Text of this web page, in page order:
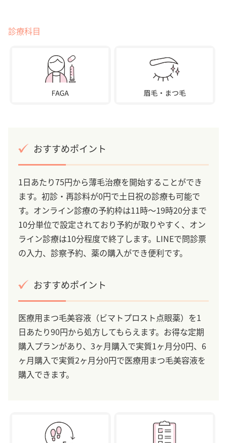
診療科目
おすすめポイント
1日あたり75円から薄毛治療を開始することができ
ます。初診・再診料が0円で土日祝の診療も可能で
す。オンライン診療の予約枠は11時～19時20分まで
10分単位で設定されており予約が取りやすく、オン
ライン診療は10分程度で終了します。LINEで問診票
の入力、診察予約、薬の購入ができ便利です。
おすすめポイント
医療用まつ毛美容液（ビマトプロスト点眼薬）を1
日あたり90円から処方してもらえます。お得な定期
購入プランがあり、3ヶ月購入で実質1ヶ月分0円、6
ヶ月購入で実質2ヶ月分0円で医療用まつ毛美容液を
購入できます。